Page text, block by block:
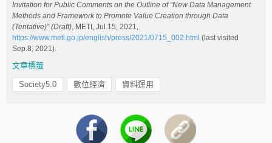
Invitation for Public Comments on the Outline of “New Data Management
Methods and Framework to Promote Value Creation through Data
(Tentative)” (Draft), METI, Jul.15, 2021,
https://www.meti.go.jp/english/press/2021/0715_002.html (last visited
Sep.8, 2021).
文章標籤
Society5.0 數位經濟 資料運用